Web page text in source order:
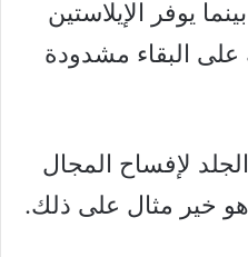
يوفر الإيلاستين
البقاء مشدودة
لإفساح المجال
هو خير مثال على ذلك.